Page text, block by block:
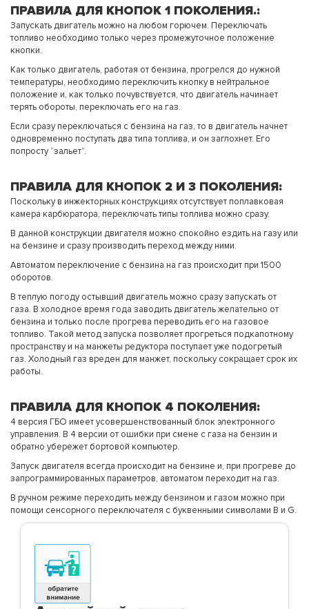
ПРАВИЛА ДЛЯ КНОПОК 1 ПОКОЛЕНИЯ.:
Запускать двигатель можно на любом горючем. Переключать
топливо необходимо только через промежуточное положение
кнопки.
Как только двигатель, работая от бензина, прогрелся до нужной
температуры, необходимо переключить кнопку в нейтральное
положение и, как только почувствуется, что двигатель начинает
терять обороты, переключать его на газ.
Если сразу переключаться с бензина на газ, то в двигатель начнет
одновременно поступать два типа топлива, и он заглохнет. Его
попросту “зальет”.
ПРАВИЛА ДЛЯ КНОПОК 2 И 3 ПОКОЛЕНИЯ:
Поскольку в инжекторных конструкциях отсутствует поплавковая
камера карбюратора, переключать типы топлива можно сразу.
В данной конструкции двигателя можно спокойно ездить на газу или
на бензине и сразу производить переход между ними.
Автоматом переключение с бензина на газ происходит при 1500
оборотов.
В теплую погоду остывший двигатель можно сразу запускать от
газа. В холодное время года заводить двигатель желательно от
бензина и только после прогрева переводить его на газовое
топливо. Такой метод запуска позволяет прогреться подкапотному
пространству и на манжеты редуктора поступает уже подогретый
газ. Холодный газ вреден для манжет, поскольку сокращает срок их
работы.
ПРАВИЛА ДЛЯ КНОПОК 4 ПОКОЛЕНИЯ:
4 версия ГБО имеет усовершенствованный блок электронного
управления. В 4 версии от ошибки при смене с газа на бензин и
обратно убережет бортовой компьютер.
Запуск двигателя всегда происходит на бензине и, при прогреве до
запрограммированных параметров, автоматом переходит на газ.
В ручном режиме переходить между бензином и газом можно при
помощи сенсорного переключателя с буквенными символами B и G.